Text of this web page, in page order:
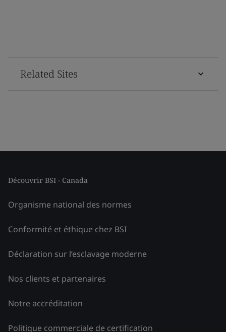
Related Sites
Découvrir BSI - Canada
Organisme national des normes
Conformité et éthique chez BSI
Déclaration sur l’esclavage moderne
Nos clients et partenaires
Notre accréditation
Politique commerciale de certification